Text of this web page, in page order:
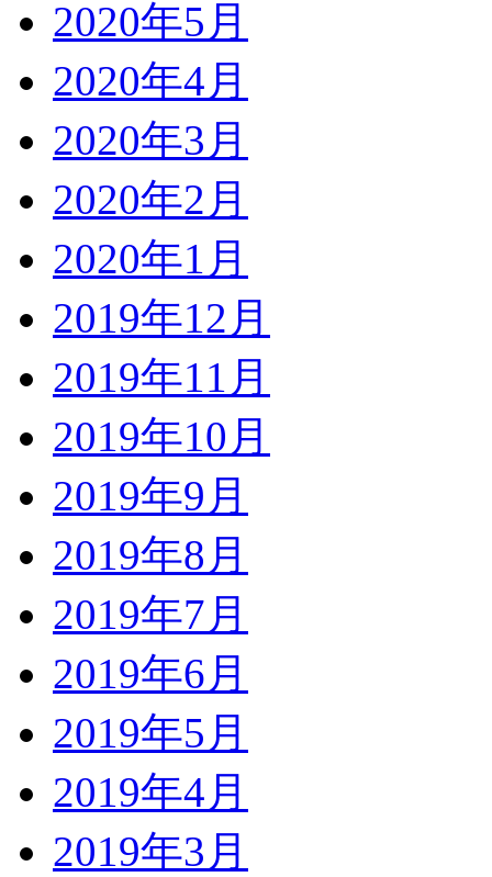
2020年5月
2020年4月
2020年3月
2020年2月
2020年1月
2019年12月
2019年11月
2019年10月
2019年9月
2019年8月
2019年7月
2019年6月
2019年5月
2019年4月
2019年3月